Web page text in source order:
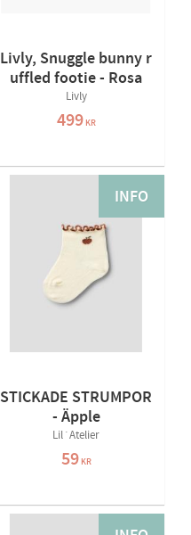
Livly, Snuggle bunny r
uffled footie - Rosa
Livly
499KR
STICKADE STRUMPOR
- Äpple
Lil´Atelier
59KR
INFO